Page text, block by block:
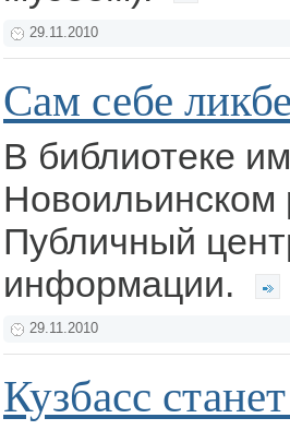
29.11.2010
Сам себе
В библиотеке
Новоильинском
Публичный
информации.
29.11.2010
Кузбасс